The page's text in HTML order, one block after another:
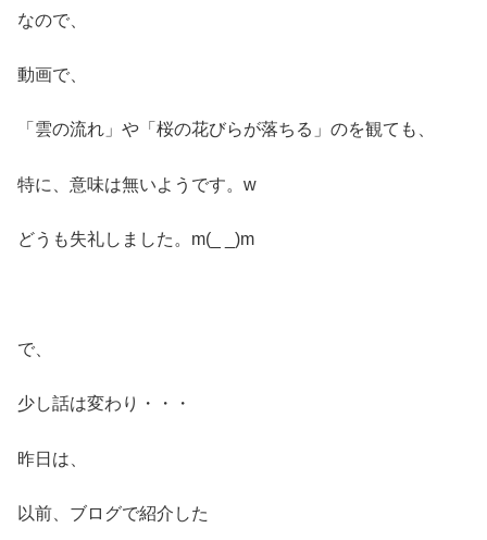
なので、
動画で、
「雲の流れ」や「桜の花びらが落ちる」のを観ても、
特に、意味は無いようです。w
どうも失礼しました。m(_ _)m
で、
少し話は変わり・・・
昨日は、
以前、ブログで紹介した